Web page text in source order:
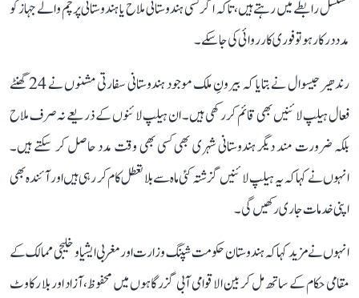
مسلسل رابطے میں رہتے ہیں، تاکہ اگر کسی ہندوستانی ملاح یا ہندوستانی پرچم والے جہاز کو
مدد درکار ہو تو فوری کارروائی کی جا سکے۔
رندھیر جیسوال نے بتایا کہ بیرونِ ملک موجود ہندوستانی سفارتی مشنوں نے 24 گھنٹے
فعال ہیلپ لائنیں بھی قائم کر رکھی ہیں۔ ان ہیلپ لائنوں کے ذریعے نہ صرف ملاح
بلکہ ضرورت مند دیگر ہندوستانی شہری بھی کسی بھی وقت مدد حاصل کر سکتے ہیں۔
انہوں نے کہا کہ یہ ہیلپ لائنیں گزشتہ کئی ماہ سے بلا تعطل کام کر رہی ہیں اور آئندہ بھی
اپنی خدمات جاری رکھیں گی۔
انہوں نے مزید کہا کہ ہندوستان حکومت شپنگ وزارت اور مغربی ایشیا و خلیجی ممالک کے
مقامی حکام کے ساتھ مل کر بین الاقوامی آبی گزرگاہوں میں محفوظ، آزاد اور بلا رکاوٹ